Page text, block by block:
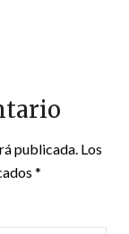
publicada. Los
*